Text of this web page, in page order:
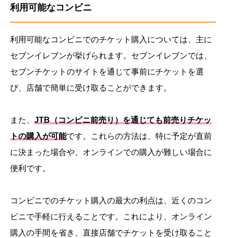
利用可能なコンビニ
利用可能なコンビニでのチケット購入については、主に
セブンイレブンが挙げられます。セブンイレブンでは、
セブンチケットのサイトを通じて事前にチケットを選
び、店舗で簡単に受け取ることができます。
また、 JTB（コンビニ前売り）を通じても前売りチケッ
トの購入が可能です。これらの方法は、特に予定が直前
に決まった場合や、オンラインでの購入が難しい場合に
便利です。
コンビニでのチケット購入の最大の利点は、近くのコン
ビニで手軽に行えることです。これにより、オンライン
購入の手間を省き、直接店舗でチケットを受け取ること